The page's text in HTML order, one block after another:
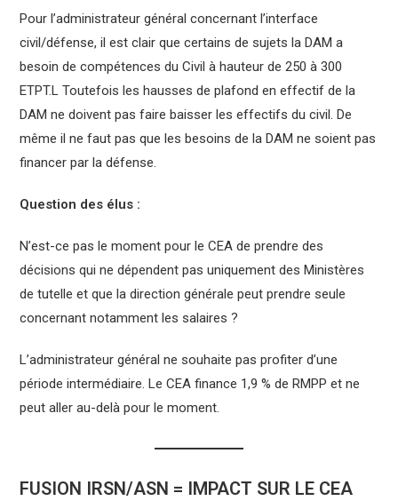
Pour l’administrateur général concernant l’interface
civil/défense, il est clair que certains de sujets la DAM a
besoin de compétences du Civil à hauteur de 250 à 300
ETPT.L Toutefois les hausses de plafond en effectif de la
DAM ne doivent pas faire baisser les effectifs du civil. De
même il ne faut pas que les besoins de la DAM ne soient pas
financer par la défense.
Question des élus :
N’est-ce pas le moment pour le CEA de prendre des
décisions qui ne dépendent pas uniquement des Ministères
de tutelle et que la direction générale peut prendre seule
concernant notamment les salaires ?
L’administrateur général ne souhaite pas profiter d’une
période intermédiaire. Le CEA finance 1,9 % de RMPP et ne
peut aller au-delà pour le moment.
FUSION IRSN/ASN = IMPACT SUR LE CEA